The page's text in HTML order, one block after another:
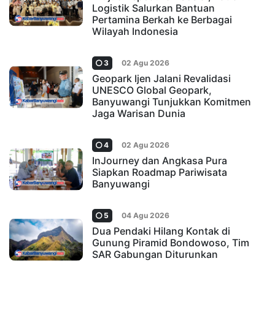
Logistik Salurkan Bantuan
Pertamina Berkah ke Berbagai
Wilayah Indonesia
3 02 Agu 2026
Geopark Ijen Jalani Revalidasi
UNESCO Global Geopark,
Banyuwangi Tunjukkan Komitmen
Jaga Warisan Dunia
4 02 Agu 2026
InJourney dan Angkasa Pura
Siapkan Roadmap Pariwisata
Banyuwangi
5 04 Agu 2026
Dua Pendaki Hilang Kontak di
Gunung Piramid Bondowoso, Tim
SAR Gabungan Diturunkan